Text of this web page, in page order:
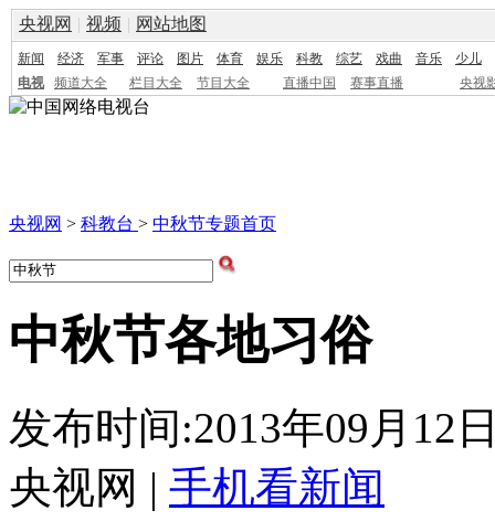
央视网 | 视频 | 网站地图
新闻 经济 军事 评论 图片 体育 娱乐 科教 综艺 戏曲 音乐
少儿
电视
频道大全 栏目大全 节目大全 直播中国 赛事直播 央视
央视网 > 科教台 > 中秋节专题首页
中秋节各地习俗
发布时间:2013年09月12
央视网 | 手机看新闻